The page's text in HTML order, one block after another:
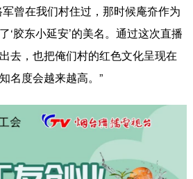
曾在我们村住过，那时候庵夼作为
‘胶东小延安’的美名。通过这次直播
去，也把俺们村的红色文化呈现在
名度会越来越高。”